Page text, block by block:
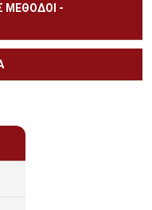
ΜΕΘΟΔΟΙ -